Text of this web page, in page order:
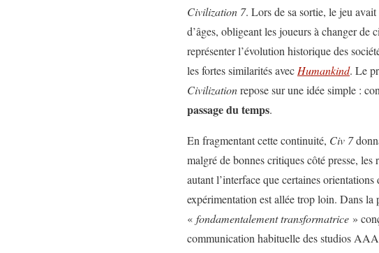
Civilization 7. Lors de sa sortie, le jeu avait
d’âges, obligeant les joueurs à changer
représenter l’évolution historique des
les fortes similarités avec Humankind. Le
Civilizationrepose sur une idée simple :
passage du temps.
En fragmentant cette continuité, Civ 7
malgré de bonnes critiques côté presse,
autant l’interface que certaines
expérimentation est allée trop loin. Dans la
« fondamentalement transformatrice »
communication habituelle des studios